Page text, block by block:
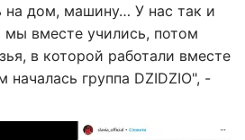
на дом, машину… У нас так и
мы вместе учились, потом
в которой работали вместе
группа DZIDZIO", -